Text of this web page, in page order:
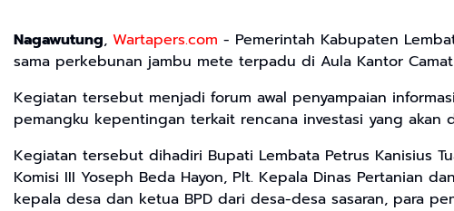
Nagawutung, Wartapers.com - Pemerintah Kabupaten
sama perkebunan jambu mete terpadu di Aula Kantor
Kegiatan tersebut menjadi forum awal penyampaian
pemangku kepentingan terkait rencana investasi yang
Kegiatan tersebut dihadiri Bupati Lembata Petrus Kanisius
Komisi III Yoseph Beda Hayon, Plt. Kepala Dinas Pertanian
kepala desa dan ketua BPD dari desa-desa sasaran, para